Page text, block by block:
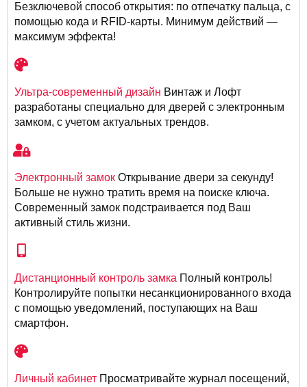
Безключевой способ открытия: по отпечатку пальца, с
помощью кода и RFID-карты. Минимум действий —
максимум эффекта!
Ультра-современный дизайн Винтаж и Лофт
разработаны специально для дверей с электронным
замком, с учетом актуальных трендов.
Электронный замок Открывание двери за секунду!
Больше не нужно тратить время на поиске ключа.
Современный замок подстраивается под Ваш
активный стиль жизни.
Дистанционный контроль замка Полный контроль!
Контролируйте попытки несанкционированного входа
с помощью уведомлений, поступающих на Ваш
смартфон.
Личный кабинет Просматривайте журнал посещений,